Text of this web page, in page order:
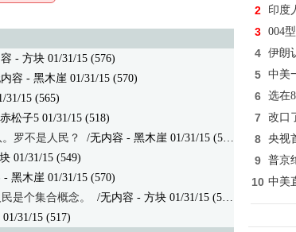
- 方块 01/31/15 (576)
容 - 黑木崖 01/31/15 (570)
31/15 (565)
松子5 01/31/15 (518)
罗不是人民？
/无内容 - 黑木崖 01/31/15 (553)
01/31/15 (549)
- 黑木崖 01/31/15 (570)
是个集合概念。
/无内容 - 方块 01/31/15 (552)
31/15 (517)
2 印度
3 004
4 伊朗
5 中美
6 选在
7 改口
8 央视
9 普京
10 中美